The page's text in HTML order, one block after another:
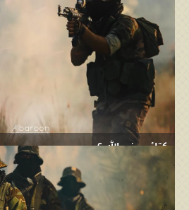
كتائب حزب الله 6